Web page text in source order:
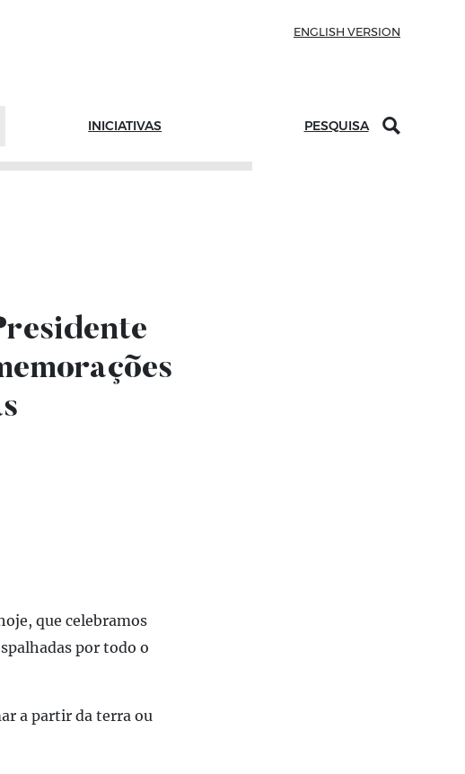
ENGLISH VERSION
INICIATIVAS PESQUISA
que celebramos
por todo o
a partir da terra ou